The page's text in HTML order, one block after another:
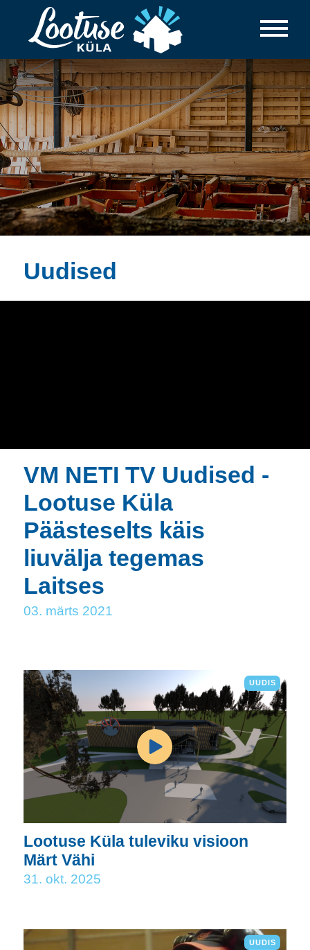
Uudised
VM NETI TV Uudised -
Lootuse Küla
Päästeselts käis
liuvälja tegemas
Laitses
03. märts 2021
UUDIS
Lootuse Küla tuleviku visioon
Märt Vähi
31. okt. 2025
UUDIS